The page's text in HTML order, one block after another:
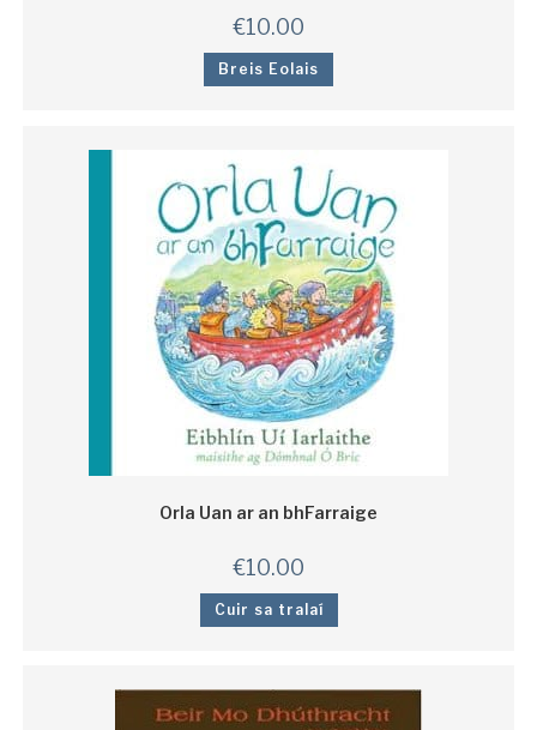
€10.00
Breis Eolais
Orla Uan ar an bhFarraige
€10.00
Cuir sa tralaí